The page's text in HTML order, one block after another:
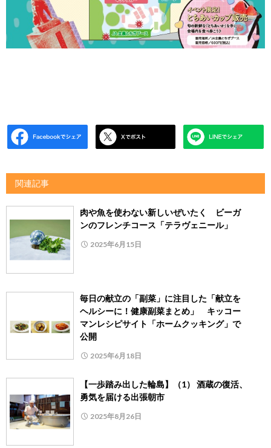
関連記事
肉や魚を使わない新しいぜいたく ビーガ
ンのフレンチコース「テラヴェニール」
2025年6月15日
毎日の献立の「副菜」に注目した「献立を
ヘルシーに！健康副菜まとめ」 キッコー
マンレシピサイト「ホームクッキング」で
公開
2025年6月18日
【一歩踏み出した輪島】（1） 酒蔵の復活、
勇気を届ける出張朝市
2025年8月26日